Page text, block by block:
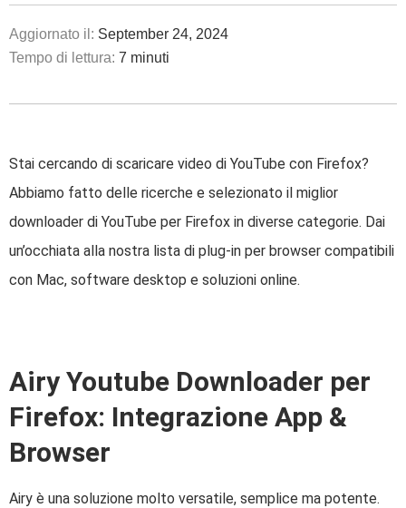
Aggiornato il: September 24, 2024
Tempo di lettura: 7 minuti
Stai cercando di scaricare video di YouTube con Firefox?
Abbiamo fatto delle ricerche e selezionato il miglior
downloader di YouTube per Firefox in diverse categorie. Dai
un’occhiata alla nostra lista di plug-in per browser compatibili
con Mac, software desktop e soluzioni online.
Airy Youtube Downloader per
Firefox: Integrazione App &
Browser
Airy è una soluzione molto versatile, semplice ma potente.